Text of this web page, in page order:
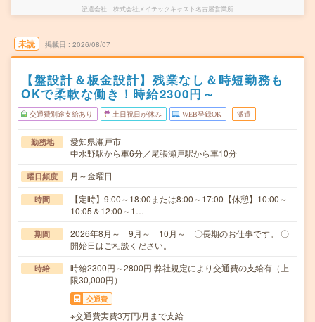
派遣会社 株式会社メイテックキャスト名古屋営業所
未読 掲載日 2026/08/07
【盤設計＆板金設計】残業なし＆時短勤務も
OKで柔軟な働き！時給2300円～
交通費別途支給あり 土日祝日が休み WEB登録OK 派遣
勤務地
愛知県瀬戸市
中水野駅から車6分／尾張瀬戸駅から車10分
曜日頻度 月～金曜日
時間
【定時】9:00～18:00または8:00～17:00【休憩】10:00～
10:05＆12:00～1…
期間
2026年8月～ 9月～ 10月～ 〇長期のお仕事です。 〇
開始日はご相談ください。
時給
時給2300円～2800円 弊社規定により交通費の支給有（上
限30,000円）
交通費
※交通費実費3万円/月まで支給